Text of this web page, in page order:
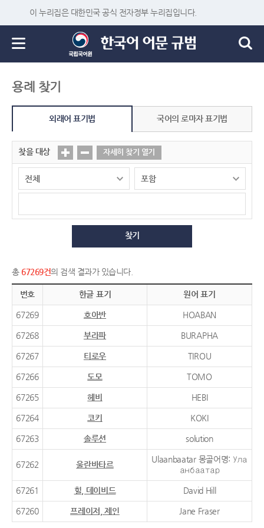
이 누리집은 대한민국 공식 전자정부 누리집입니다.
용례 찾기
외래어 표기법 국어의 로마자 표기법
찾을 대상 자세히 찾기 열기
찾기
총 67269건의 검색 결과가 있습니다.
번호 한글 표기 원어 표기
67269 호아반 HOABAN
67268 부라파 BURAPHA
67267 티로우 TIROU
67266 도모 TOMO
67265 헤비 HEBI
67264 코키 KOKI
67263 솔루션 solution
67262 울란바타르
Ulaanbaatar 몽골어명: Ула
анбаатар
67261 힐, 데이비드 David Hill
67260 프레이저, 제인 Jane Fraser